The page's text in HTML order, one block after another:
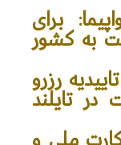
: برای
به کشور
رزرو
تایلند